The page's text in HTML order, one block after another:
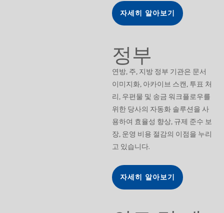
자세히 알아보기
정부
연방, 주, 지방 정부 기관은 문서
이미지화, 아카이브 스캔, 투표 처
리, 우편물 및 송금 워크플로우를
위한 당사의 자동화 솔루션을 사
용하여 효율성 향상, 규제 준수 보
장, 운영 비용 절감의 이점을 누리
고 있습니다.
자세히 알아보기